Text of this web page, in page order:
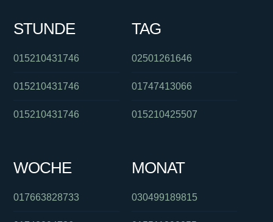
STUNDE
015210431746
015210431746
015210431746
TAG
02501261646
01747413066
015210425507
WOCHE
017663828733
MONAT
030499189815